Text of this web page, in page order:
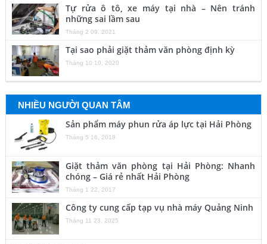
Tự rửa ô tô, xe máy tại nhà – Nên tránh
những sai lầm sau
Tháng 2 09, 2021
Tại sao phải giặt thảm văn phòng định kỳ
Tháng 10 10, 2020
NHIỀU NGƯỜI QUAN TÂM
Sản phẩm máy phun rửa áp lực tại Hải Phòng
Tháng 5 16, 2018
Giặt thảm văn phòng tại Hải Phòng: Nhanh
chóng – Giá rẻ nhất Hải Phòng
Tháng 1 22, 2017
Công ty cung cấp tạp vụ nhà máy Quảng Ninh
Tháng 11 23, 2025